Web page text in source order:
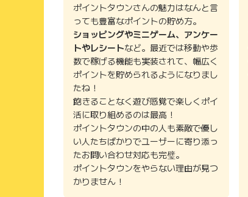
ポイントタウンさんの魅力はなんと言
っても豊富なポイントの貯め方。
ショッピングやミニゲーム、アンケー
トやレシートなど。最近では移動や歩
数で稼げる機能も実装されて、幅広く
ポイントを貯められるようになりまし
たね！
飽きることなく遊び感覚で楽しくポイ
活に取り組めるのは最高！
ポイントタウンの中の人も素敵で優し
い人たちばかりでユーザーに寄り添っ
たお問い合わせ対応も完璧。
ポイントタウンをやらない理由が見つ
かりません！